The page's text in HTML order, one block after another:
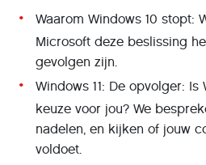
Waarom Windows 10 stopt:
Microsoft deze beslissing
gevolgen zijn.
Windows 11: De opvolger: Is
keuze voor jou? We
nadelen, en kijken of jouw
voldoet.